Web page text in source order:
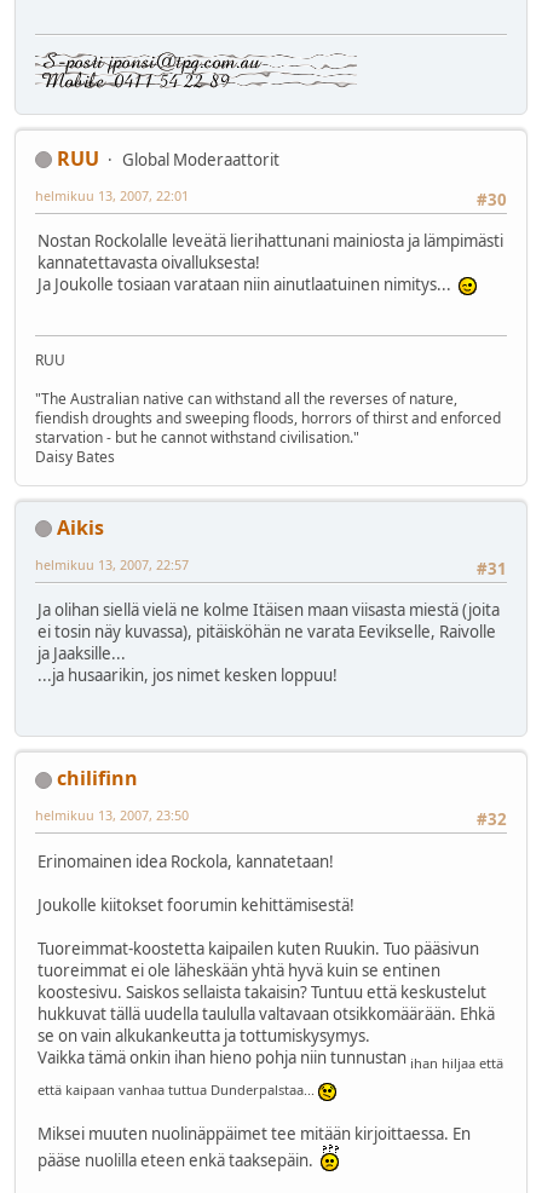
RUU
Global Moderaattorit
#30
helmikuu 13, 2007, 22:01
Nostan Rockolalle leveätä lierihattunani mainiosta ja lämpimästi
kannatettavasta oivalluksesta!
Ja Joukolle tosiaan varataan niin ainutlaatuinen nimitys...
RUU
"The Australian native can withstand all the reverses of nature,
fiendish droughts and sweeping floods, horrors of thirst and enforced
starvation - but he cannot withstand civilisation."
Daisy Bates
Aikis
#31
helmikuu 13, 2007, 22:57
Ja olihan siellä vielä ne kolme Itäisen maan viisasta miestä (joita
ei tosin näy kuvassa), pitäisköhän ne varata Eevikselle, Raivolle
ja Jaaksille...
...ja husaarikin, jos nimet kesken loppuu!
chilifinn
#32
helmikuu 13, 2007, 23:50
Erinomainen idea Rockola, kannatetaan!
Joukolle kiitokset foorumin kehittämisestä!
Tuoreimmat-koostetta kaipailen kuten Ruukin. Tuo pääsivun
tuoreimmat ei ole läheskään yhtä hyvä kuin se entinen
koostesivu. Saiskos sellaista takaisin? Tuntuu että keskustelut
hukkuvat tällä uudella taululla valtavaan otsikkomäärään. Ehkä
se on vain alkukankeutta ja tottumiskysymys.
Vaikka tämä onkin ihan hieno pohja niin tunnustan ihan hiljaa että
että kaipaan vanhaa tuttua Dunderpalstaa...
Miksei muuten nuolinäppäimet tee mitään kirjoittaessa. En
pääse nuolilla eteen enkä taaksepäin.